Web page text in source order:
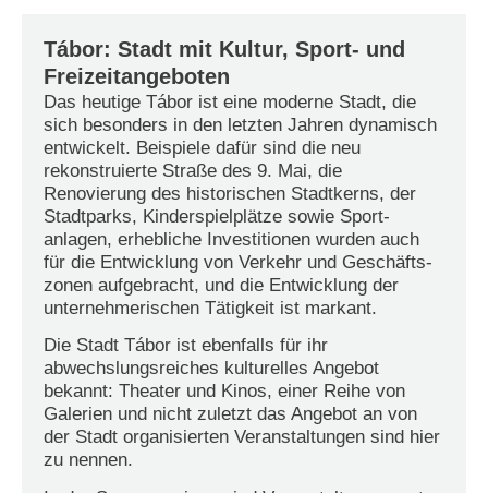
Tábor: Stadt mit Kultur, Sport- und
Freizeitangeboten
Das heutige Tábor ist eine moderne Stadt, die
sich besonders in den letzten Jahren dynamisch
entwickelt. Beispiele dafür sind die neu
rekonstruierte Straße des 9. Mai, die
Renovierung des historischen Stadtkerns, der
Stadtparks, Kinderspielplätze sowie Sport­
anlagen, erhebliche Investitionen wurden auch
für die Entwicklung von Verkehr und Geschäfts­
zonen aufgebracht, und die Entwicklung der
unternehmerischen Tätigkeit ist markant.
Die Stadt Tábor ist ebenfalls für ihr
abwechslungsreiches kulturelles Angebot
bekannt: Theater und Kinos, einer Reihe von
Galerien und nicht zuletzt das Angebot an von
der Stadt organisierten Veranstaltungen sind hier
zu nennen.